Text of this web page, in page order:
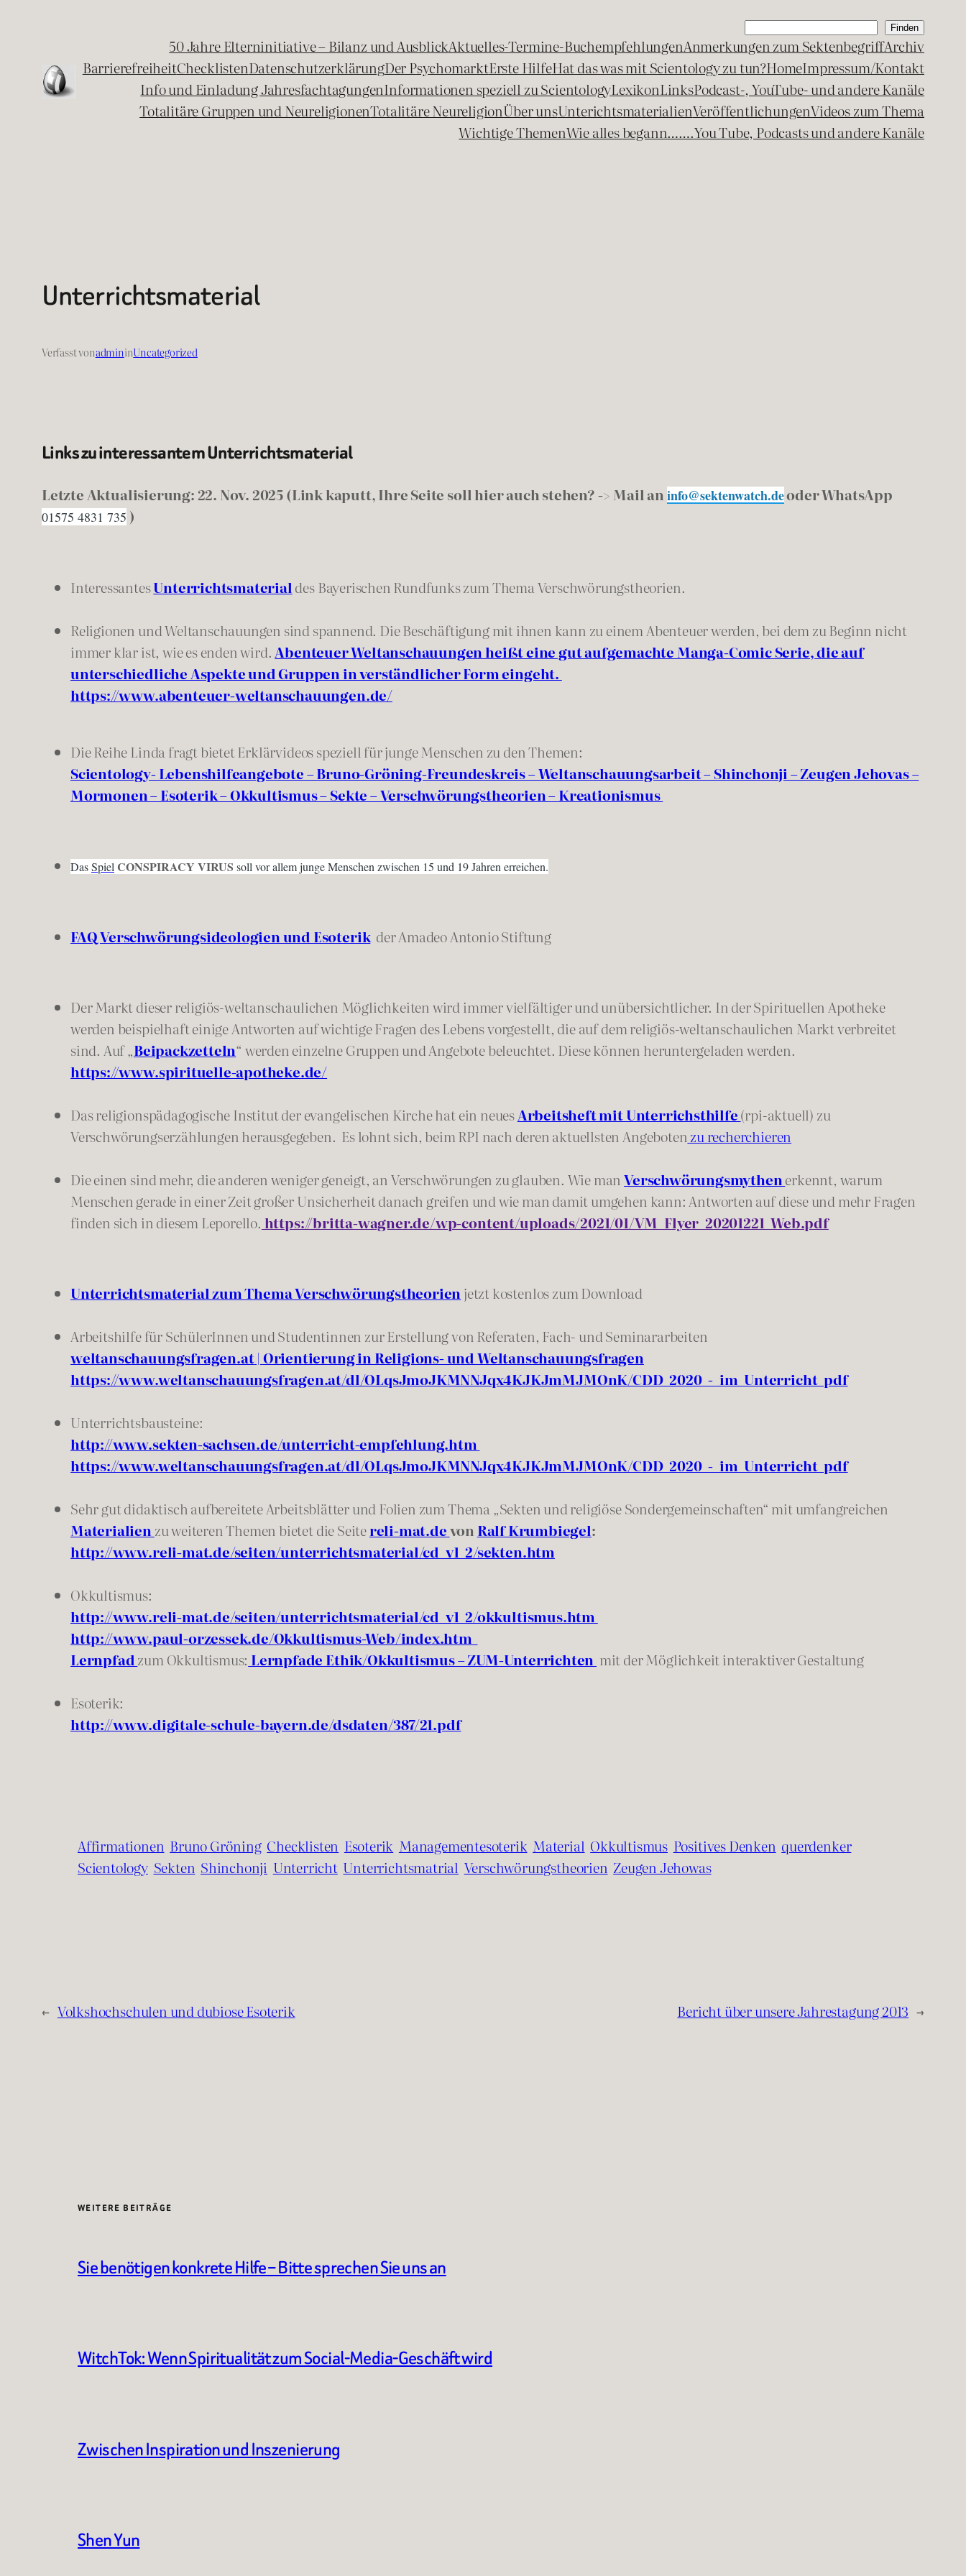
Suchen Finden
50 Jahre Elterninitiative – Bilanz und AusblickAktuelles-Termine-BuchempfehlungenAnmerkungen zum SektenbegriffArchiv
BarrierefreiheitChecklistenDatenschutzerklärungDer PsychomarktErste HilfeHat das was mit Scientology zu tun?HomeImpressum/Kontakt
Info und Einladung JahresfachtagungenInformationen speziell zu ScientologyLexikonLinksPodcast-, YouTube- und andere Kanäle
Totalitäre Gruppen und NeureligionenTotalitäre NeureligionÜber unsUnterichtsmaterialienVeröffentlichungenVideos zum Thema
Wichtige ThemenWie alles begann…….You Tube, Podcasts und andere Kanäle
Unterrichtsmaterial
Verfasst vonadmininUncategorized
Links zu interessantem Unterrichtsmaterial
Letzte Aktualisierung: 22. Nov. 2025 (Link kaputt, Ihre Seite soll hier auch stehen? -> Mail aninfo@sektenwatch.deoder WhatsApp
01575 4831 735 )
InteressantesUnterrichtsmaterial des Bayerischen Rundfunks zum Thema Verschwörungstheorien.
Religionen und Weltanschauungen sind spannend. Die Beschäftigung mit ihnen kann zu einem Abenteuer werden, bei dem zu Beginn nicht
immer klar ist, wie es enden wird. Abenteuer Weltanschauungen heißt eine gut aufgemachte Manga-Comic Serie, die auf
unterschiedliche Aspekte und Gruppen in verständlicher Form eingeht.
https://www.abenteuer-weltanschauungen.de/
Die Reihe Linda fragt bietet Erklärvideos speziell für junge Menschen zu den Themen:
Scientology- Lebenshilfeangebote – Bruno-Gröning-Freundeskreis – Weltanschauungsarbeit – Shinchonji – Zeugen Jehovas –
Mormonen – Esoterik – Okkultismus – Sekte – Verschwörungstheorien – Kreationismus
DasSpielCONSPIRACY VIRUS soll vor allem junge Menschen zwischen 15 und 19 Jahren erreichen.
FAQ Verschwörungsideologien und Esoterikder Amadeo Antonio Stiftung
Der Markt dieser religiös-weltanschaulichen Möglich­keiten wird immer vielfältiger und unübersichtlicher. In der Spirituellen Apotheke
werden beispielhaft einige Antworten auf wichtige Fragen des Lebens vorgestellt, die auf dem religiös-weltanschaulichen Markt verbreitet
sind. Auf „Beipackzetteln“ werden einzelne Gruppen und Angebote beleuchtet. Diese können heruntergeladen werden.
https://www.spirituelle-apotheke.de/
Das religionspädagogische Institut der evangelischen Kirche hat ein neuesArbeitsheft mit Unterrichsthilfe(rpi-aktuell) zu
Verschwörungserzählungen herausgegeben. Es lohnt sich, beim RPI nach deren aktuellsten Angebotenzu recherchieren
Die einen sind mehr, die anderen weniger geneigt, an Verschwörungen zu glauben. Wie manVerschwörungsmythenerkennt, warum
Menschen gerade in einer Zeit großer Unsicherheit danach greifen und wie man damit umgehen kann: Antworten auf diese und mehr Fragen
finden sich in diesem Leporello. https://britta-wagner.de/wp-content/uploads/2021/01/VM_Flyer_20201221_Web.pdf
Unterrichtsmaterial zum Thema Verschwörungstheorien jetzt kostenlos zum Download
Arbeitshilfe für SchülerInnen und Studentinnen zur Erstellung von Referaten, Fach- und Seminararbeiten
weltanschauungsfragen.at| Orientierung in Religions- und Weltanschauungsfragen
https://www.weltanschauungsfragen.at/dl/OLqsJmoJKMNNJqx4KJKJmMJMOnK/CDD_2020_-_im_Unterricht_pdf
Unterrichtsbausteine:
http://www.sekten-sachsen.de/unterricht-empfehlung.htm
https://www.weltanschauungsfragen.at/dl/OLqsJmoJKMNNJqx4KJKJmMJMOnK/CDD_2020_-_im_Unterricht_pdf
Sehr gut didaktisch aufbereitete Arbeitsblätter und Folien zum Thema „Sekten und religiöse Sondergemeinschaften“ mit umfangreichen
Materialien zu weiteren Themen bietet die Seitereli-mat.devon Ralf Krumbiegel:
http://www.reli-mat.de/seiten/unterrichtsmaterial/cd_v1_2/sekten.htm
Okkultismus:
http://www.reli-mat.de/seiten/unterrichtsmaterial/cd_v1_2/okkultismus.htm
http://www.paul-orzessek.de/Okkultismus-Web/index.htm
Lernpfadzum Okkultismus: Lernpfade Ethik/Okkultismus – ZUM-Unterrichten mit der Möglichkeit interaktiver Gestaltung
Esoterik:
http://www.digitale-schule-bayern.de/dsdaten/387/21.pdf
Affirmationen Bruno Gröning Checklisten Esoterik Managementesoterik Material Okkultismus Positives Denken querdenker
Scientology Sekten Shinchonji Unterricht Unterrichtsmatrial Verschwörungstheorien Zeugen Jehowas
← Volkshochschulen und dubiose Esoterik Bericht über unsere Jahrestagung 2013 →
WEITERE BEITRÄGE
Sie benötigen konkrete Hilfe – Bitte sprechen Sie uns an
WitchTok: Wenn Spiritualität zum Social-Media-Geschäft wird
Zwischen Inspiration und Inszenierung
Shen Yun